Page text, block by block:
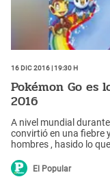
16 Dic 2016 | 19:30 h
Pokémon Go es
2016
A nivel mundial
convirtió en una fiebre
hombres , hasido lo
El Popular